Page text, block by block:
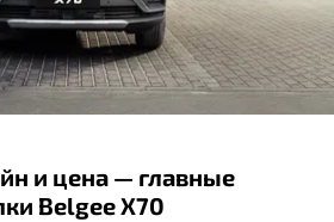
и цена — главные
Belgee X70